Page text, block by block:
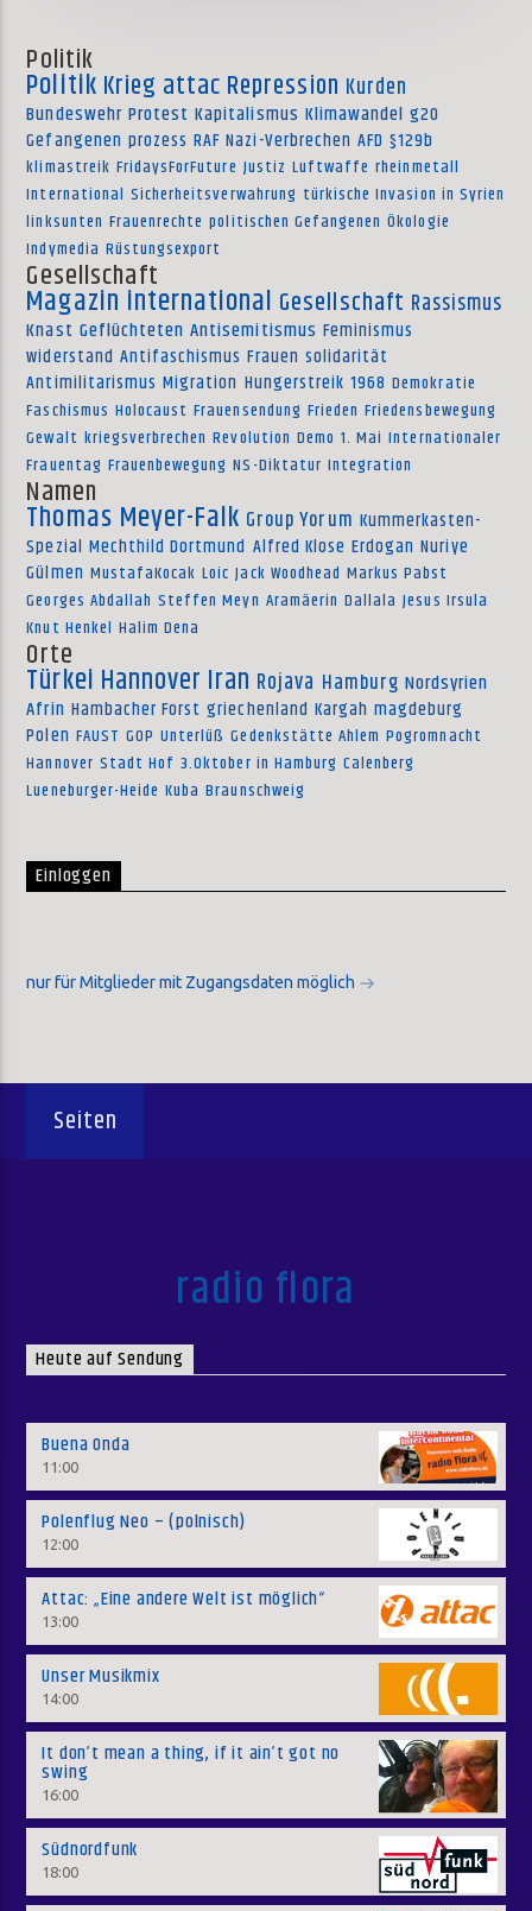
Politik
Politik Krieg attac Repression Kurden
Bundeswehr Protest Kapitalismus Klimawandel g20
Gefangenen prozess RAF Nazi-Verbrechen AFD §129b
klimastreik FridaysForFuture Justiz Luftwaffe rheinmetall
International Sicherheitsverwahrung türkische Invasion in Syrien
linksunten Frauenrechte politischen Gefangenen Ökologie
Indymedia Rüstungsexport
Gesellschaft
Magazin international Gesellschaft Rassismus
Knast Geflüchteten Antisemitismus Feminismus
widerstand Antifaschismus Frauen solidarität
Antimilitarismus Migration Hungerstreik 1968 Demokratie
Faschismus Holocaust Frauensendung Frieden Friedensbewegung
Gewalt kriegsverbrechen Revolution Demo 1. Mai Internationaler
Frauentag Frauenbewegung NS-Diktatur Integration
Namen
Thomas Meyer-Falk Group Yorum Kummerkasten-
Spezial Mechthild Dortmund Alfred Klose Erdogan Nuriye
Gülmen MustafaKocak Loic Jack Woodhead Markus Pabst
Georges Abdallah Steffen Meyn Aramäerin Dallala Jesus Irsula
Knut Henkel Halim Dena
Orte
Türkei Hannover Iran Rojava Hamburg Nordsyrien
Afrin Hambacher Forst griechenland Kargah magdeburg
Polen FAUST GOP Unterlüß Gedenkstätte Ahlem Pogromnacht
Hannover Stadt Hof 3.Oktober in Hamburg Calenberg
Lueneburger-Heide Kuba Braunschweig
Einloggen
nur für Mitglieder mit Zugangsdaten möglich
Seiten
radio flora
Heute auf Sendung
Buena Onda
11:00
Polenflug Neo – (polnisch)
12:00
Attac: „Eine andere Welt ist möglich“
13:00
Unser Musikmix
14:00
It don’t mean a thing, if it ain’t got no
swing
16:00
Südnordfunk
18:00